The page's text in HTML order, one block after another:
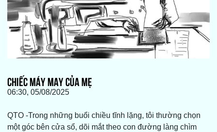
CHIẾC MÁY MAY CỦA MẸ
06:30, 05/08/2025
QTO -Trong những buổi chiều tĩnh lặng, tôi thường chọn
một góc bên cửa sổ, dõi mắt theo con đường làng chìm